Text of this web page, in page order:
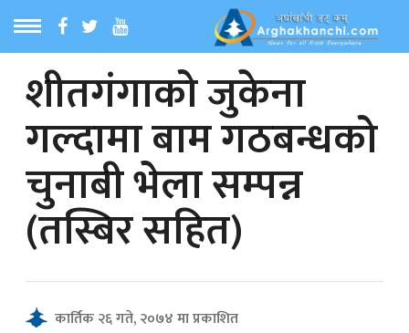
MENU
समाचार
समाचार
शीतगंगाको जुकेना
गल्दामा बाम गठबन्धको
चुनाबी भेला सम्पन्न
(तस्बिर सहित)
कार्तिक २६ गते, २०७४ मा प्रकाशित